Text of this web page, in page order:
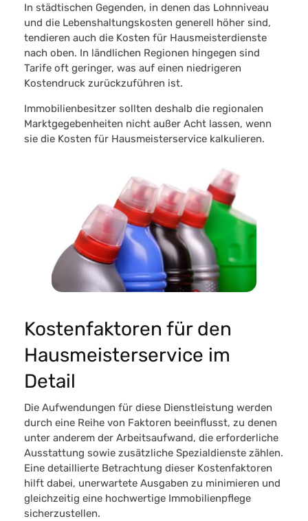
In städtischen Gegenden, in denen das Lohnniveau
und die Lebenshaltungskosten generell höher sind,
tendieren auch die Kosten für Hausmeisterdienste
nach oben. In ländlichen Regionen hingegen sind
Tarife oft geringer, was auf einen niedrigeren
Kostendruck zurückzuführen ist.
Immobilienbesitzer sollten deshalb die regionalen
Marktgegebenheiten nicht außer Acht lassen, wenn
sie die Kosten für Hausmeisterservice kalkulieren.
Kostenfaktoren für den
Hausmeisterservice im
Detail
Die Aufwendungen für diese Dienstleistung werden
durch eine Reihe von Faktoren beeinflusst, zu denen
unter anderem der Arbeitsaufwand, die erforderliche
Ausstattung sowie zusätzliche Spezialdienste zählen.
Eine detaillierte Betrachtung dieser Kostenfaktoren
hilft dabei, unerwartete Ausgaben zu minimieren und
gleichzeitig eine hochwertige Immobilienpflege
sicherzustellen.